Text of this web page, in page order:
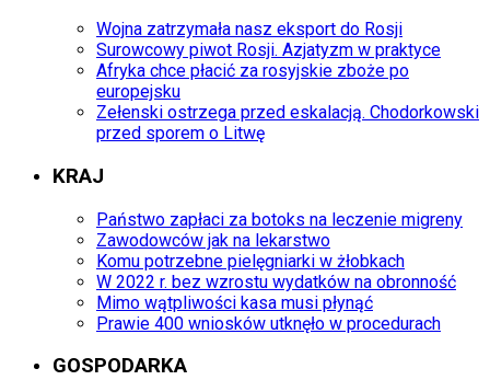
Wojna zatrzymała nasz eksport do Rosji
Surowcowy piwot Rosji. Azjatyzm w praktyce
Afryka chce płacić za rosyjskie zboże po
europejsku
Zełenski ostrzega przed eskalacją. Chodorkowski
przed sporem o Litwę
KRAJ
Państwo zapłaci za botoks na leczenie migreny
Zawodowców jak na lekarstwo
Komu potrzebne pielęgniarki w żłobkach
W 2022 r. bez wzrostu wydatków na obronność
Mimo wątpliwości kasa musi płynąć
Prawie 400 wniosków utknęło w procedurach
GOSPODARKA